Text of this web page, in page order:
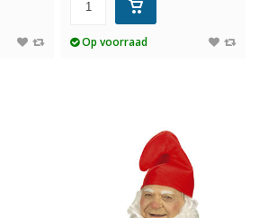
Op voorraad